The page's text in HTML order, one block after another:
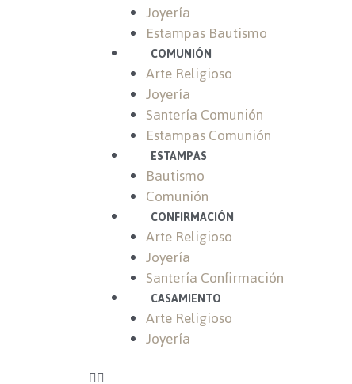
Joyería
Estampas Bautismo
COMUNIÓN
Arte Religioso
Joyería
Santería Comunión
Estampas Comunión
ESTAMPAS
Bautismo
Comunión
CONFIRMACIÓN
Arte Religioso
Joyería
Santería Confirmación
CASAMIENTO
Arte Religioso
Joyería